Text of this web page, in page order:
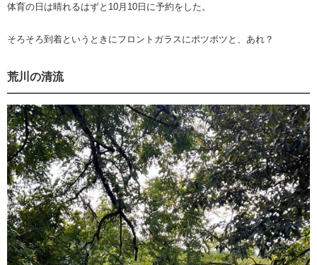
体育の日は晴れるはずと10月10日に予約をした。
そろそろ到着というときにフロントガラスにポツポツと、あれ？
荒川の清流